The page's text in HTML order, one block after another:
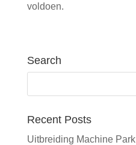
voldoen.
Search
Recent Posts
Uitbreiding Machine Park